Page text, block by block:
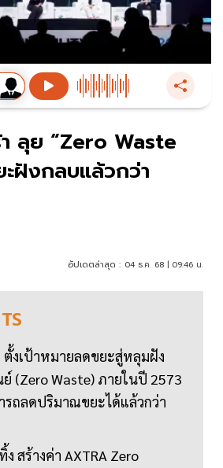
ลุย “Zero Waste
ฝังกลบแล้วกว่า
อัปเดตล่าสุด : 04 ธ.ค. 68 | 09:46 น.
งเป้าหมายลดขยะสู่หลุมฝัง
(Zero Waste) ภายในปี 2573
รถลดปริมาณขยะได้แล้วกว่า
สร้างค่า AXTRA Zero